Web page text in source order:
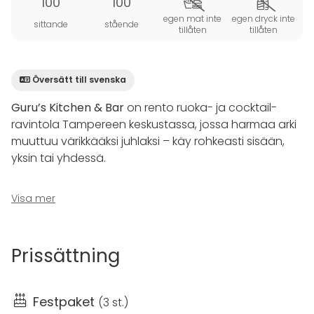
sittande stående
egen mat inte
tillåten
egen dryck inte
tillåten
Översätt till svenska
Guru’s Kitchen & Baron rento ruoka- ja cocktail-
ravintola Tampereen keskustassa, jossa harmaa arki
muuttuu värikkääksi juhlaksi – käy rohkeasti sisään,
yksin tai yhdessä.
Guru sopii mainiosti myös erilaisten yritys- ja
yksityistilaisuuksien pitopaikaksi. Ravintolassa voi
taikka nimiäisten viettoon ravintolan ollessa muutoin
Viihtyisässä ravintolassa on asiakaspaikkoja noin 100.
Visa mer
Prissättning
Festpaket (3 st.)